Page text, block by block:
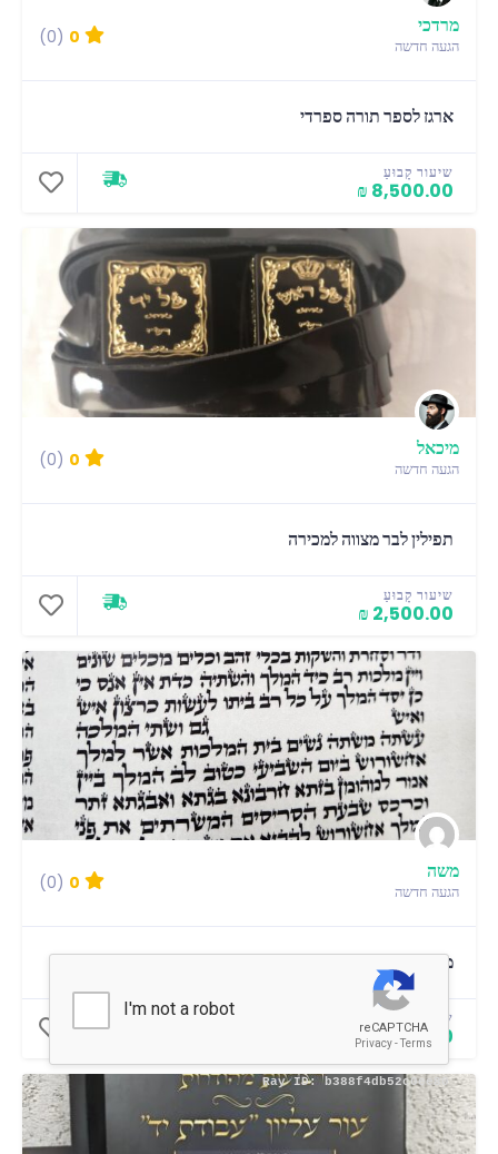
מרדכי
הגעה חדשה 0
(0)
ארגז לספר תורה ספרדי
שיעור קָבוּעַ
8,500.00 ₪
מיכאל
הגעה חדשה 0
(0)
תפילין לבר מצווה למכירה
שיעור קָבוּעַ
2,500.00 ₪
משה
הגעה חדשה 0
(0)
מגילת אסתר מהודרת ספרדי
שיעור קָבוּעַ
4,000.00 ₪